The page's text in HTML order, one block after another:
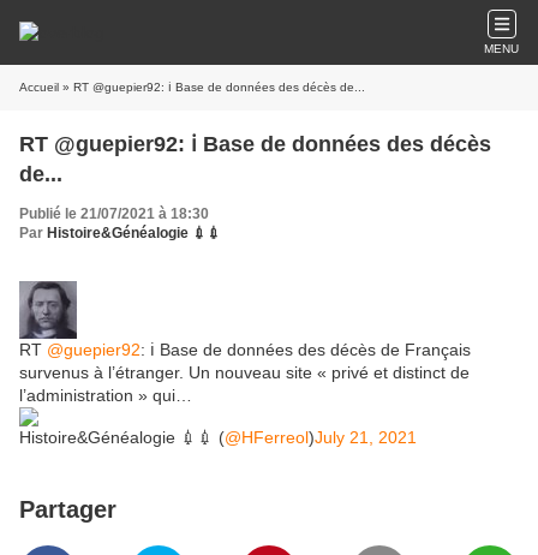
MENU
Accueil » RT @guepier92: ℹ Base de données des décès de...
RT @guepier92: ℹ Base de données des décès
de...
Publié le 21/07/2021 à 18:30
Par Histoire&Généalogie 💉💉
RT @guepier92: ℹ Base de données des décès de Français
survenus à l’étranger. Un nouveau site « privé et distinct de
l’administration » qui…
Histoire&Généalogie 💉💉 (@HFerreol)July 21, 2021
Partager